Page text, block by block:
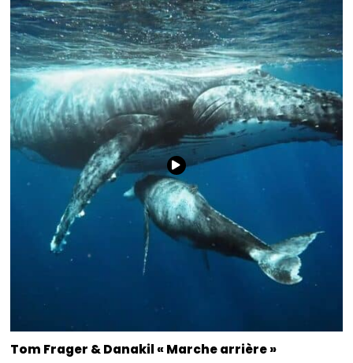
Tom Frager & Danakil « Marche arrière »